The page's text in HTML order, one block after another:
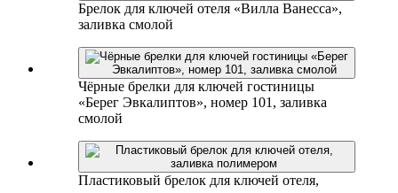
Брелок для ключей отеля «Вилла Ванесса»,
заливка смолой
Чёрные брелки для ключей гостиницы
«Берег Эвкалиптов», номер 101, заливка
смолой
Пластиковый брелок для ключей отеля,